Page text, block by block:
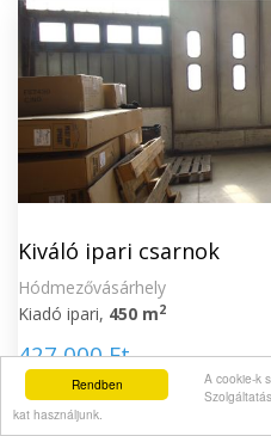
Rendben
A cookie-k
kat használjunk.
Kiváló ipari csarnok
Hódmezővásárhely
Kiadó ipari, 450 m2
427 000 Ft